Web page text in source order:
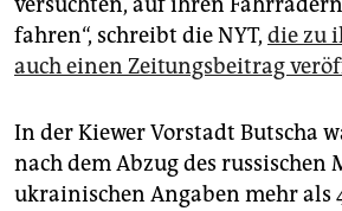
fahren“, schreibt die NYT, die zu
auch einen Zeitungsbeitrag
In der Kiewer Vorstadt Butscha
nach dem Abzug des
ukrainischen Angaben mehr als